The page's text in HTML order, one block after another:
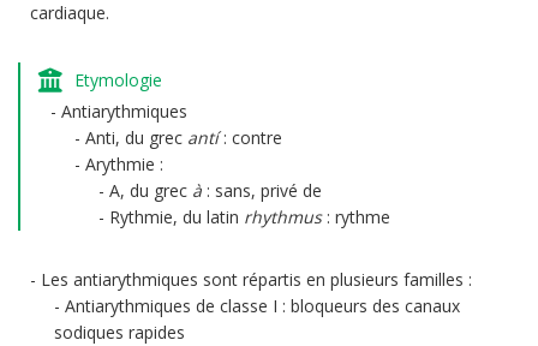
cardiaque.
Etymologie
Antiarythmiques
Anti, du grec antí: contre
Arythmie :
A, du grec à : sans, privé de
Rythmie, du latin rhythmus: rythme
Les antiarythmiques sont répartis en plusieurs familles :
Antiarythmiques de classe I : bloqueurs des canaux
sodiques rapides